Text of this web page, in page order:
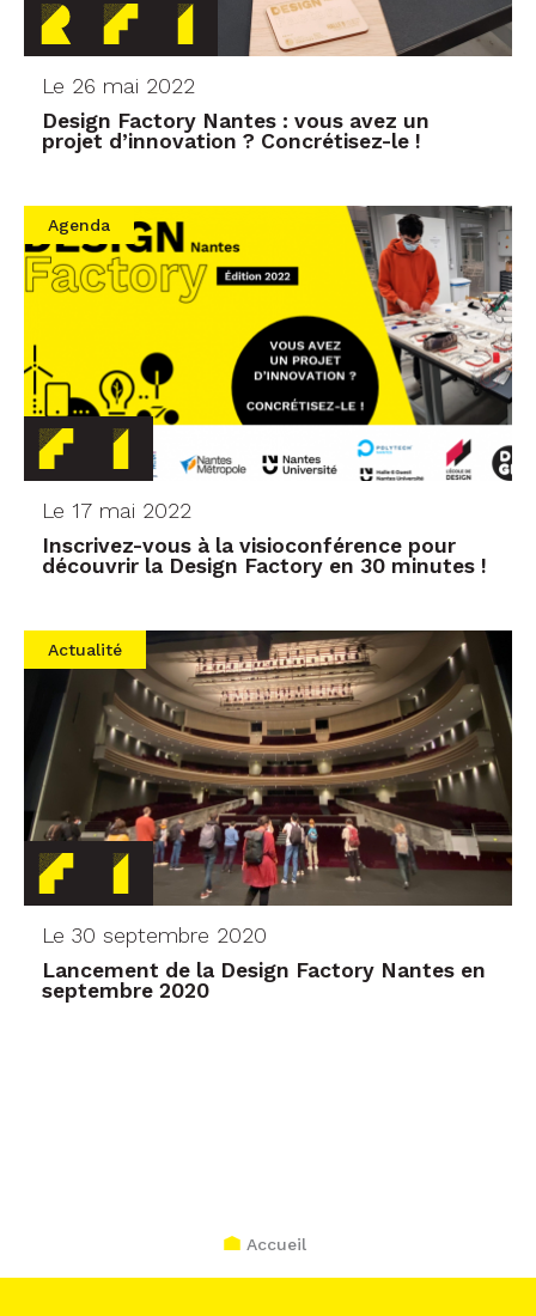
Le 26 mai 2022
Design Factory Nantes : vous avez un
projet d’innovation ? Concrétisez-le !
Agenda
Le 17 mai 2022
Inscrivez-vous à la visioconférence pour
découvrir la Design Factory en 30 minutes !
Actualité
Le 30 septembre 2020
Lancement de la Design Factory Nantes en
septembre 2020
Accueil